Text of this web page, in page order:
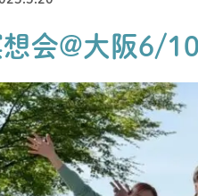
想会@大阪6/